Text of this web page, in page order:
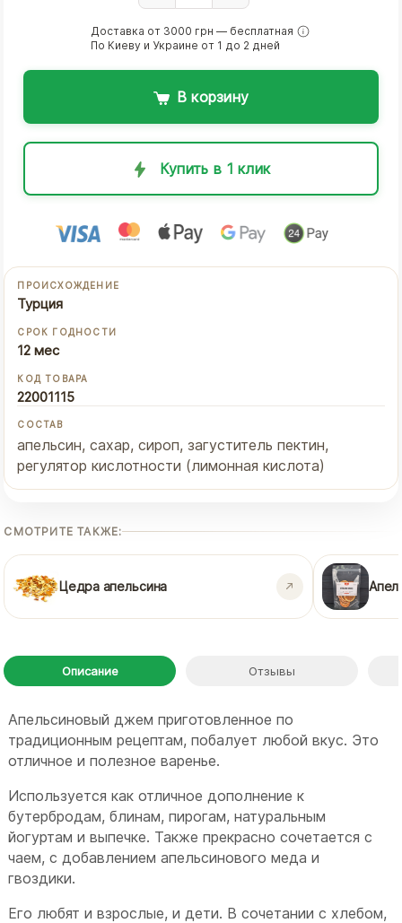
Доставка от 3000 грн — бесплатная
По Киеву и Украине от 1 до 2 дней
В корзину
Купить в 1 клик
ПРОИСХОЖДЕНИЕ
Турция
СРОК ГОДНОСТИ
12 мес
КОД ТОВАРА
22001115
СОСТАВ
апельсин, сахар, сироп, загуститель пектин,
регулятор кислотности (лимонная кислота)
СМОТРИТЕ ТАКЖЕ:
Цедра апельсина
Описание Отзывы
Апельсиновый джем приготовленное по
традиционным рецептам, побалует любой вкус. Это
отличное и полезное варенье.
Используется как отличное дополнение к
бутербродам, блинам, пирогам, натуральным
йогуртам и выпечке. Также прекрасно сочетается с
чаем, с добавлением апельсинового меда и
гвоздики.
Его любят и взрослые, и дети. В сочетании с хлебом,